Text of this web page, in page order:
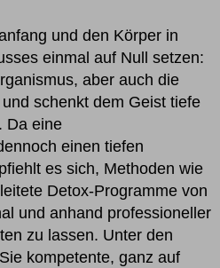
und den Körper in
einmal auf Null setzen:
aber auch die
schenkt dem Geist tiefe
Da eine
einen tiefen
es sich, Methoden wie
Detox-Programme von
und anhand professioneller
zu lassen. Unter den
kompetente, ganz auf